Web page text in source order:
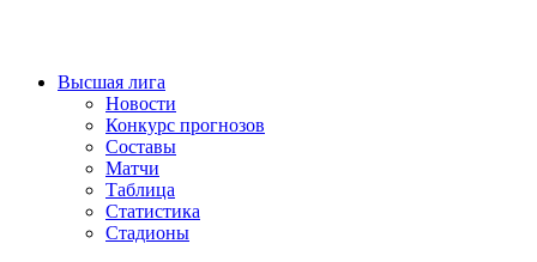
Высшая лига
Новости
Конкурс прогнозов
Составы
Матчи
Таблица
Статистика
Стадионы